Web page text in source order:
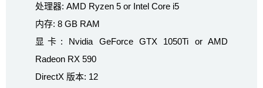
处理器: AMD Ryzen 5 or Intel Core i5
内存: 8 GB RAM
显卡: Nvidia GeForce GTX 1050Ti or AMD
Radeon RX 590
DirectX 版本: 12